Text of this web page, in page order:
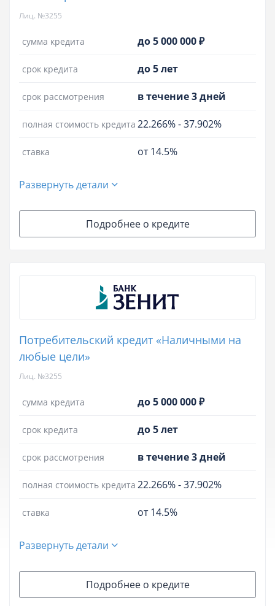
Лиц. №3255
сумма кредита до 5 000 000 ₽
срок кредита до 5 лет
срок рассмотрения в течение 3 дней
полная стоимость кредита 22.266%-37.902%
ставка от 14.5%
Развернуть детали
Подробнее о кредите
Потребительский кредит «Наличными на
любые цели»
Лиц. №3255
сумма кредита до 5 000 000 ₽
срок кредита до 5 лет
срок рассмотрения в течение 3 дней
полная стоимость кредита 22.266%-37.902%
ставка от 14.5%
Развернуть детали
Подробнее о кредите